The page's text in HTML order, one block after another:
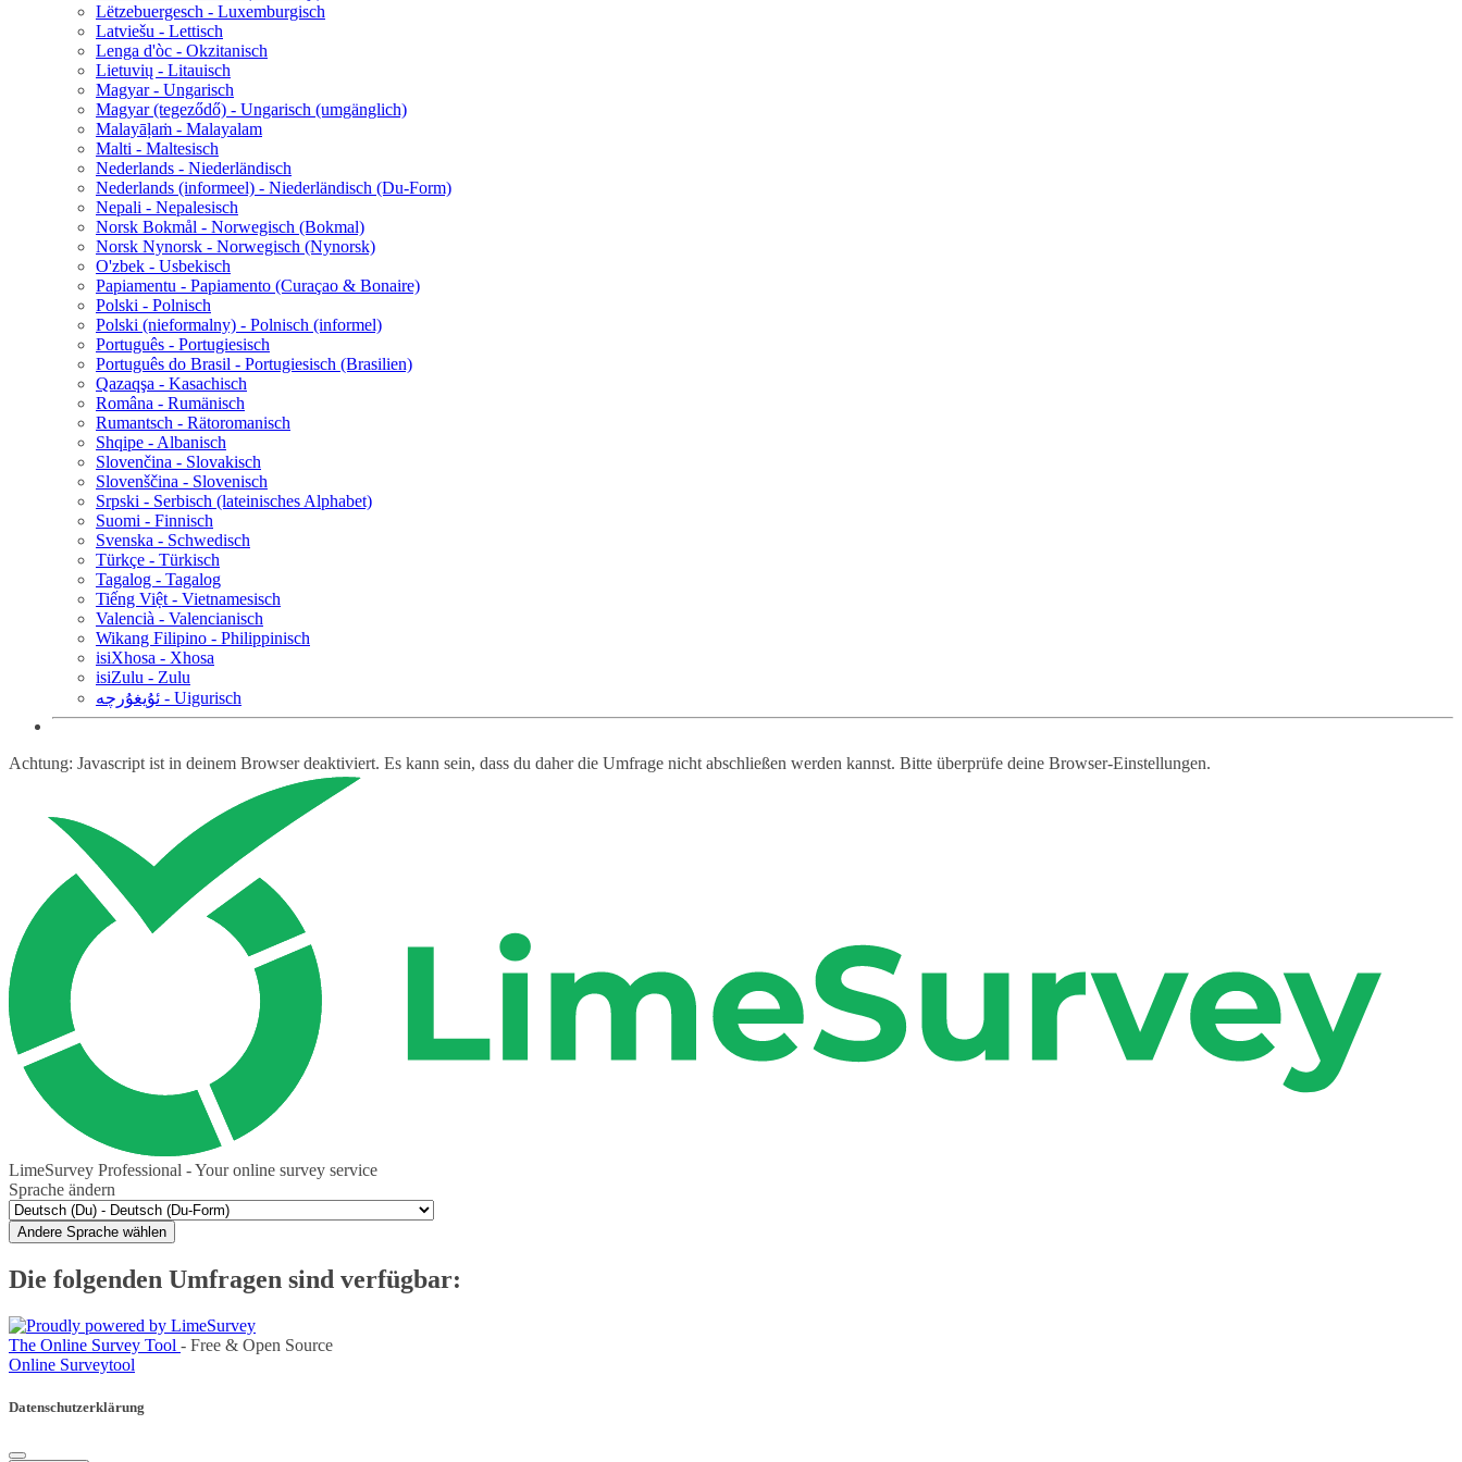
Lëtzebuergesch - Luxemburgisch
Latviešu - Lettisch
Lenga d'òc - Okzitanisch
Lietuvių - Litauisch
Magyar - Ungarisch
Magyar (tegeződő) - Ungarisch (umgänglich)
Malayāḷaṁ - Malayalam
Malti - Maltesisch
Nederlands - Niederländisch
Nederlands (informeel) - Niederländisch (Du-Form)
Nepali - Nepalesisch
Norsk Bokmål - Norwegisch (Bokmal)
Norsk Nynorsk - Norwegisch (Nynorsk)
O'zbek - Usbekisch
Papiamentu - Papiamento (Curaçao & Bonaire)
Polski - Polnisch
Polski (nieformalny) - Polnisch (informel)
Português - Portugiesisch
Português do Brasil - Portugiesisch (Brasilien)
Qazaqşa - Kasachisch
Româna - Rumänisch
Rumantsch - Rätoromanisch
Shqipe - Albanisch
Slovenčina - Slovakisch
Slovenščina - Slovenisch
Srpski - Serbisch (lateinisches Alphabet)
Suomi - Finnisch
Svenska - Schwedisch
Türkçe - Türkisch
Tagalog - Tagalog
Tiếng Việt - Vietnamesisch
Valencià - Valencianisch
Wikang Filipino - Philippinisch
isiXhosa - Xhosa
isiZulu - Zulu
ئۇيغۇرچە - Uigurisch
Achtung: Javascript ist in deinem Browser deaktiviert. Es kann sein, dass du daher die Umfrage nicht abschließen werden kannst. Bitte überprüfe deine Browser-Einstellungen.
LimeSurvey Professional - Your online survey service
Sprache ändern
Andere Sprache wählen
Die folgenden Umfragen sind verfügbar:
The Online Survey Tool - Free & Open Source
Online Surveytool
Datenschutzerklärung